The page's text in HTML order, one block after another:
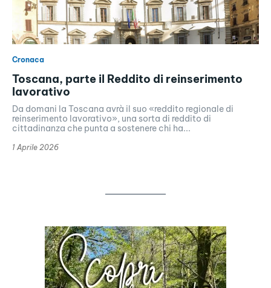
Cronaca
Toscana, parte il Reddito di reinserimento
lavorativo
Da domani la Toscana avrà il suo «reddito regionale di
reinserimento lavorativo», una sorta di reddito di
cittadinanza che punta a sostenere chi ha...
1 Aprile 2026